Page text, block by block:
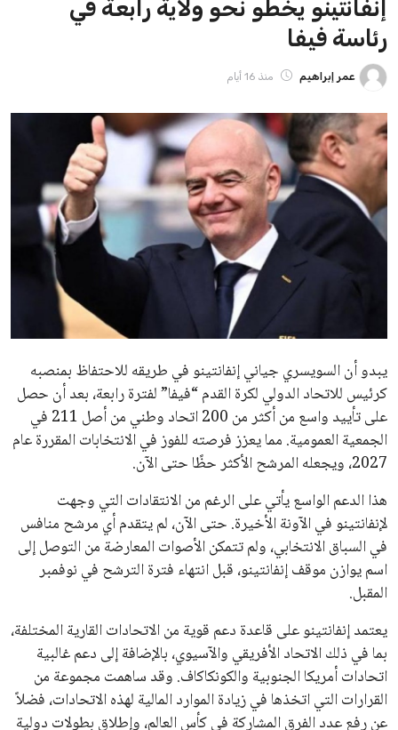
ايوا مصر
الاخبار الشائعة
إنفانتينو يخطو نحو ولاية رابعة في رئاسة فيفا
عمر إبراهيم
مستثمر هندي بريطاني يسعى لامتلاك حصة
عمر إبراهيم 22 يوليو 2026
تحقق من قهوتك المغشوشة 7 علامات تدل
على جودتها قبل أول رشفة
خالد فؤاد 18 يوليو 2026
القائمة البريدية
انضم إلى قائمة المشتركين لدينا لتحصل على أحدث الأخبار، التحديثات
والعروض الخاصة مباشرة في صندوق بريدك
اشتراك